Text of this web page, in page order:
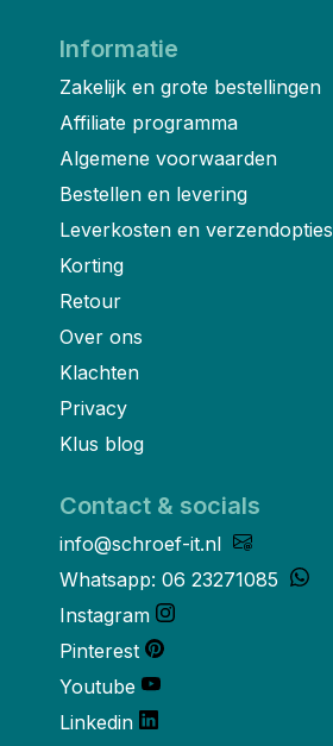
Informatie
Zakelijk en grote bestellingen
Affiliate programma
Algemene voorwaarden
Bestellen en levering
Leverkosten en verzendopties
Korting
Retour
Over ons
Klachten
Privacy
Klus blog
Contact & socials
info@schroef-it.nl
Whatsapp: 06 23271085
Instagram
Pinterest
Youtube
Linkedin